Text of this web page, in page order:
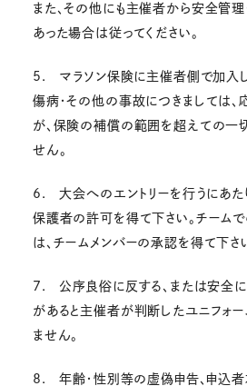
また、その他にも主催者から安全管
あった場合は従ってください。
5. マラソン保険に主催者側で加入し
傷病・その他の事故につきましては
が、保険の補償の範囲を超えての一
せん。
6. 大会へのエントリーを行うにあた
保護者の許可を得て下さい。チーム
は、チームメンバーの承認を得て下さ
7. 公序良俗に反する、または安全
があると主催者が判断したユニフォ
ません。
8. 年齢・性別等の虚偽申告、申込者